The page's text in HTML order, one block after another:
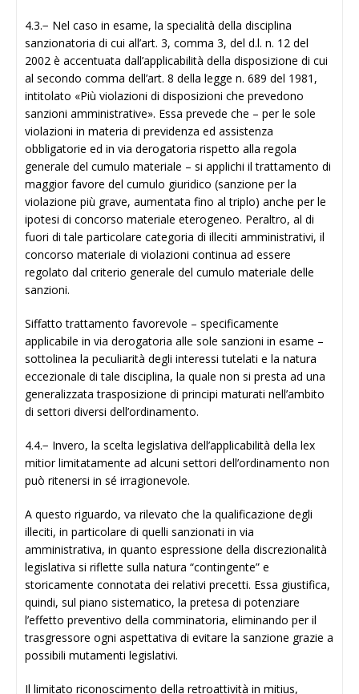
4.3.− Nel caso in esame, la specialità della disciplina
sanzionatoria di cui all’art. 3, comma 3, del d.l. n. 12 del
2002 è accentuata dall’applicabilità della disposizione di cui
al secondo comma dell’art. 8 della legge n. 689 del 1981,
intitolato «Più violazioni di disposizioni che prevedono
sanzioni amministrative». Essa prevede che – per le sole
violazioni in materia di previdenza ed assistenza
obbligatorie ed in via derogatoria rispetto alla regola
generale del cumulo materiale – si applichi il trattamento di
maggior favore del cumulo giuridico (sanzione per la
violazione più grave, aumentata fino al triplo) anche per le
ipotesi di concorso materiale eterogeneo. Peraltro, al di
fuori di tale particolare categoria di illeciti amministrativi, il
concorso materiale di violazioni continua ad essere
regolato dal criterio generale del cumulo materiale delle
sanzioni.
Siffatto trattamento favorevole – specificamente
applicabile in via derogatoria alle sole sanzioni in esame –
sottolinea la peculiarità degli interessi tutelati e la natura
eccezionale di tale disciplina, la quale non si presta ad una
generalizzata trasposizione di principi maturati nell’ambito
di settori diversi dell’ordinamento.
4.4.− Invero, la scelta legislativa dell’applicabilità della lex
mitior limitatamente ad alcuni settori dell’ordinamento non
può ritenersi in sé irragionevole.
A questo riguardo, va rilevato che la qualificazione degli
illeciti, in particolare di quelli sanzionati in via
amministrativa, in quanto espressione della discrezionalità
legislativa si riflette sulla natura “contingente” e
storicamente connotata dei relativi precetti. Essa giustifica,
quindi, sul piano sistematico, la pretesa di potenziare
l’effetto preventivo della comminatoria, eliminando per il
trasgressore ogni aspettativa di evitare la sanzione grazie a
possibili mutamenti legislativi.
Il limitato riconoscimento della retroattività in mitius,